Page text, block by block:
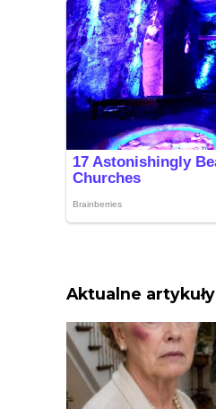
Aktualne artykuły